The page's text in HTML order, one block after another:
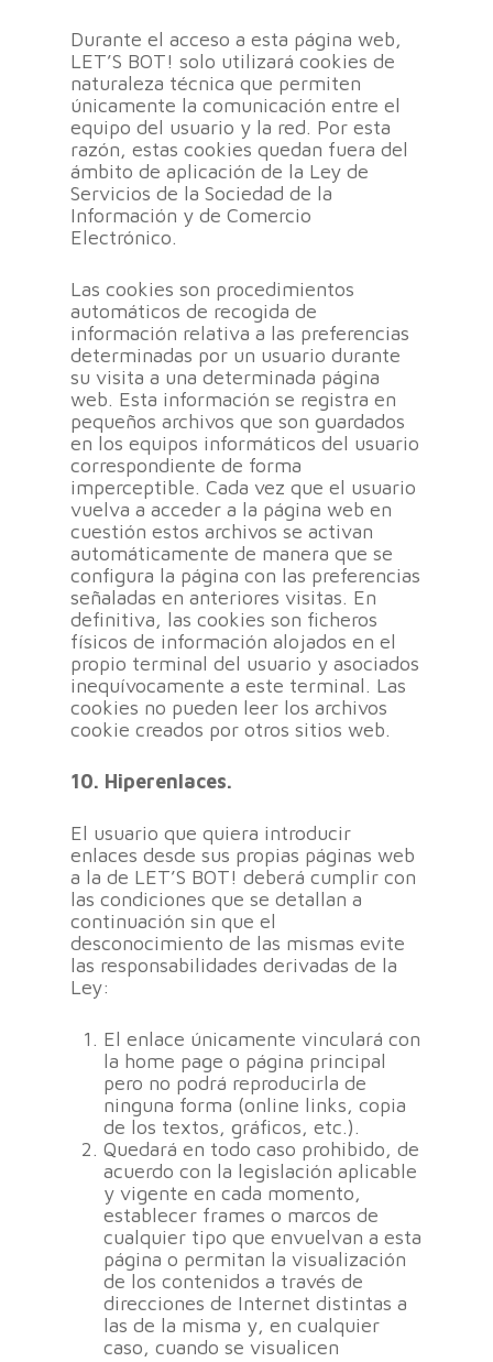
Durante el acceso a esta página web,
LET’S BOT! solo utilizará cookies de
naturaleza técnica que permiten
únicamente la comunicación entre el
equipo del usuario y la red. Por esta
razón, estas cookies quedan fuera del
ámbito de aplicación de la Ley de
Servicios de la Sociedad de la
Información y de Comercio
Electrónico.
Las cookies son procedimientos
automáticos de recogida de
información relativa a las preferencias
determinadas por un usuario durante
su visita a una determinada página
web. Esta información se registra en
pequeños archivos que son guardados
en los equipos informáticos del usuario
correspondiente de forma
imperceptible. Cada vez que el usuario
vuelva a acceder a la página web en
cuestión estos archivos se activan
automáticamente de manera que se
configura la página con las preferencias
señaladas en anteriores visitas. En
definitiva, las cookies son ficheros
físicos de información alojados en el
propio terminal del usuario y asociados
inequívocamente a este terminal. Las
cookies no pueden leer los archivos
cookie creados por otros sitios web.
10. Hiperenlaces.
El usuario que quiera introducir
enlaces desde sus propias páginas web
a la de LET’S BOT! deberá cumplir con
las condiciones que se detallan a
continuación sin que el
desconocimiento de las mismas evite
las responsabilidades derivadas de la
Ley:
El enlace únicamente vinculará con
la home page o página principal
pero no podrá reproducirla de
ninguna forma (online links, copia
de los textos, gráficos, etc.).
Quedará en todo caso prohibido, de
acuerdo con la legislación aplicable
y vigente en cada momento,
establecer frames o marcos de
cualquier tipo que envuelvan a esta
página o permitan la visualización
de los contenidos a través de
direcciones de Internet distintas a
las de la misma y, en cualquier
caso, cuando se visualicen